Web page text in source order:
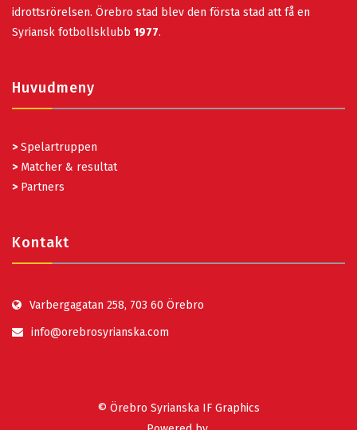
idrottsrörelsen. Örebro stad blev den första stad att få en
Syriansk fotbollsklubb 1977.
Huvudmeny
> Spelartruppen
> Matcher & resultat
> Partners
Kontakt
Varbergagatan 258, 703 60 Örebro
info@orebrosyrianska.com
© Örebro Syrianska IF Graphics